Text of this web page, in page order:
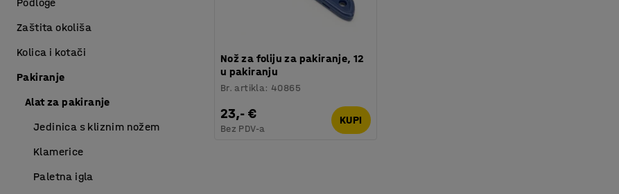
Nož za foliju za pakiranje, 12
u pakiranju
Br. artikla: 40865
23,- €
Bez PDV-a
KUPI
Zaštita okoliša
Kolica i kotači
Pakiranje
Alat za pakiranje
Jedinica s kliznim nožem
Klamerice
Paletna igla